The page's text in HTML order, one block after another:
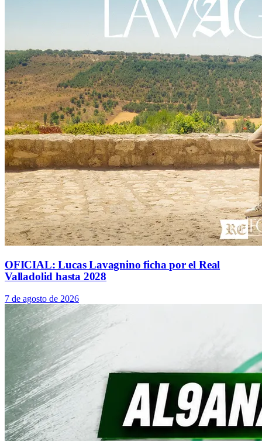
OFICIAL: Lucas Lavagnino ficha por el Real
Valladolid hasta 2028
7 de agosto de 2026